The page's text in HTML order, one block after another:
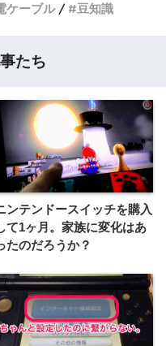
ケーブル 豆知識
たち
ンテンドースイッチを購入
て1ヶ月。家族に変化はあ
たのだろうか？